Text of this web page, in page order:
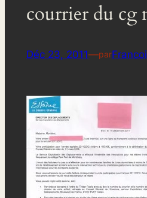
courrier du cg
Déc 23, 2011—par